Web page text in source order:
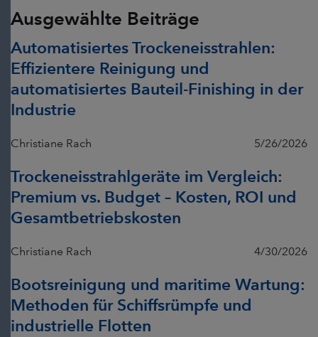
Ausgewählte Beiträge
Automatisiertes Trockeneisstrahlen:
Effizientere Reinigung und
automatisiertes Bauteil-Finishing in der
Industrie
Christiane Rach 5/26/2026
Trockeneisstrahlgeräte im Vergleich:
Premium vs. Budget – Kosten, ROI und
Gesamtbetriebskosten
Christiane Rach 4/30/2026
Bootsreinigung und maritime Wartung:
Methoden für Schiffsrümpfe und
industrielle Flotten